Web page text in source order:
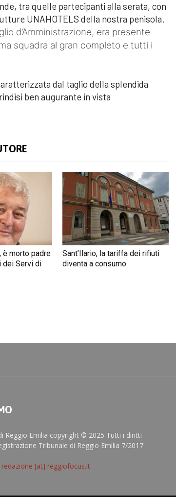
tra quelle partecipanti alla serata, con
UNAHOTELS della nostra penisola.
d’Amministrazione, era presente
squadra al gran completo e tutti i
dal taglio della splendida
ben augurante in vista
è morto padre
dei Servi di
Sant’Ilario, la tariffa dei rifiuti
diventa a consumo
Reggio Emilia copyright © 2025 Tutti i diritti
Tribunale di Reggio Emilia 7/2017
redazione [at] reggiofocus.it